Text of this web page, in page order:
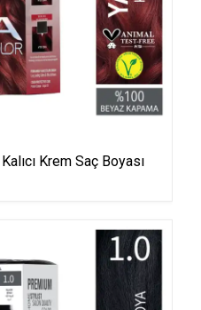
Krem Saç Boyası